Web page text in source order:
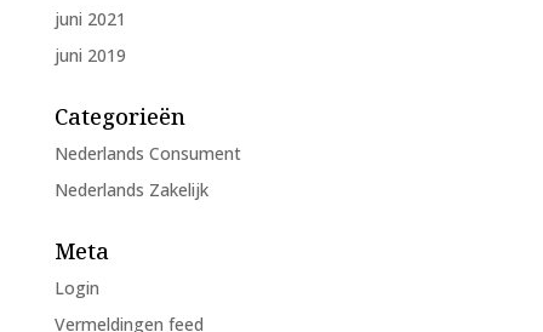
juni 2021
juni 2019
Categorieën
Nederlands Consument
Nederlands Zakelijk
Meta
Login
Vermeldingen feed